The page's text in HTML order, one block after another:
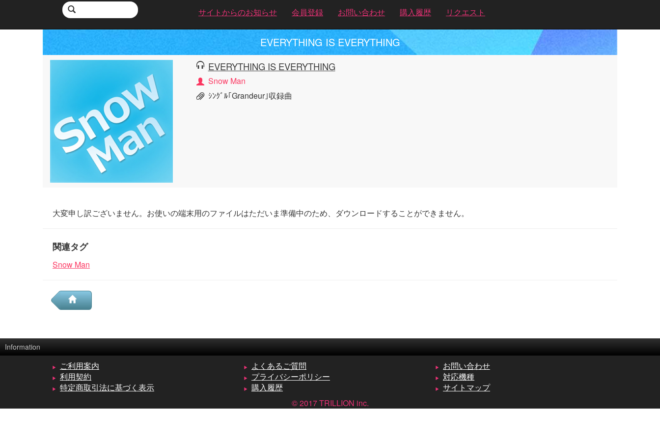
サイトからのお知らせ 会員登録 お問い合わせ 購入履歴 リクエスト
EVERYTHING IS EVERYTHING
EVERYTHING IS EVERYTHING
Snow Man
ｼﾝｸﾞﾙ｢Grandeur｣収録曲
大変申し訳ございません。お使いの端末用のファイルはただいま準備中のため、ダウンロードすることができません。
関連タグ
Snow Man
Information
ご利用案内 よくあるご質問
お問い合わせ
利用契約
プライバシーポリシー
対応機種
特定商取引法に基づく表示
購入履歴
サイトマップ
© 2017 TRILLION inc.